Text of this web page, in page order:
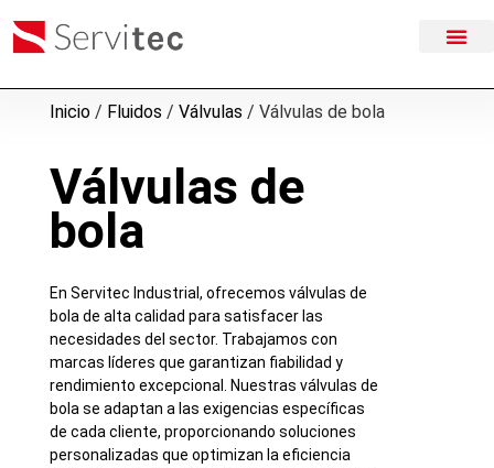
Inicio/ Fluidos / Válvulas / Válvulas de bola
Válvulas de
bola
En Servitec Industrial, ofrecemos válvulas de
bola de alta calidad para satisfacer las
necesidades del sector. Trabajamos con
marcas líderes que garantizan fiabilidad y
rendimiento excepcional. Nuestras válvulas de
bola se adaptan a las exigencias específicas
de cada cliente, proporcionando soluciones
personalizadas que optimizan la eficiencia